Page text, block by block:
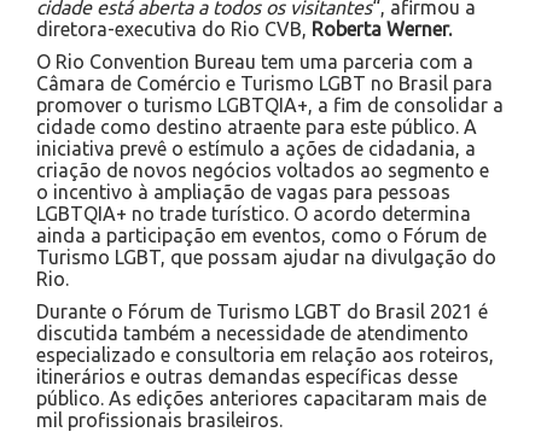
cidade está aberta a todos os visitantes“, afirmou a
diretora-executiva do Rio CVB, Roberta Werner.
O Rio Convention Bureau tem uma parceria com a
Câmara de Comércio e Turismo LGBT no Brasil para
promover o turismo LGBTQIA+, a fim de consolidar a
cidade como destino atraente para este público. A
iniciativa prevê o estímulo a ações de cidadania, a
criação de novos negócios voltados ao segmento e
o incentivo à ampliação de vagas para pessoas
LGBTQIA+ no trade turístico. O acordo determina
ainda a participação em eventos, como o Fórum de
Turismo LGBT, que possam ajudar na divulgação do
Rio.
Durante o Fórum de Turismo LGBT do Brasil 2021 é
discutida também a necessidade de atendimento
especializado e consultoria em relação aos roteiros,
itinerários e outras demandas específicas desse
público. As edições anteriores capacitaram mais de
mil profissionais brasileiros.